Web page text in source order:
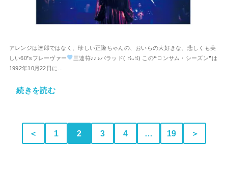
アレンジは達郎ではなく、珍しい正隆ちゃんの、おいらの大好きな、悲しくも美
しい60❜sフレーヴァー
三連符♪♪♪バラッド(⁠ ⁠ꈍ⁠ᴗ⁠ꈍ⁠) この❝ロンサム・シーズン❞は
1992年10月22日に...
続きを読む
＜ 1 2 3 4 … 19 ＞